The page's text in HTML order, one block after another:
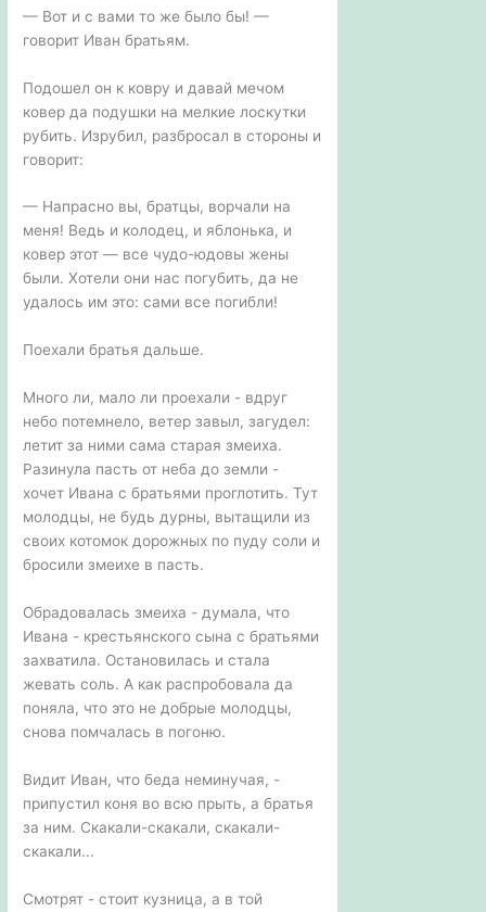
— Вот и с вами то же было бы! —
говорит Иван братьям.
Подошел он к ковру и давай мечом
ковер да подушки на мелкие лоскутки
рубить. Изрубил, разбросал в стороны и
говорит:
— Напрасно вы, братцы, ворчали на
меня! Ведь и колодец, и яблонька, и
ковер этот — все чудо-юдовы жены
были. Хотели они нас погубить, да не
удалось им это: сами все погибли!
Поехали братья дальше.
Много ли, мало ли проехали - вдруг
небо потемнело, ветер завыл, загудел:
летит за ними сама старая змеиха.
Разинула пасть от неба до земли -
хочет Ивана с братьями проглотить. Тут
молодцы, не будь дурны, вытащили из
своих котомок дорожных по пуду соли и
бросили змеихе в пасть.
Обрадовалась змеиха - думала, что
Ивана - крестьянского сына с братьями
захватила. Остановилась и стала
жевать соль. А как распробовала да
поняла, что это не добрые молодцы,
снова помчалась в погоню.
Видит Иван, что беда неминучая, -
припустил коня во всю прыть, а братья
за ним. Скакали-скакали, скакали-
скакали...
Смотрят - стоит кузница, а в той